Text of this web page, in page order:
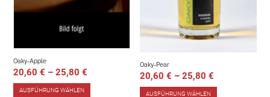
Oaky-Apple
20,60€ –25,80€
AUSFÜHRUNG WÄHLEN
Oaky-Pear
20,60€ –25,80€
AUSFÜHRUNG WÄHLEN